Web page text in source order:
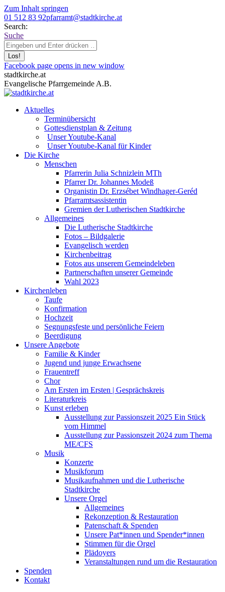
Zum Inhalt springen
01 512 83 92pfarramt@stadtkirche.at
Search:
Suche
Facebook page opens in new window
stadtkirche.at
Evangelische Pfarrgemeinde A.B.
Aktuelles
Terminübersicht
Gottesdienstplan & Zeitung
Unser Youtube-Kanal
Unser Youtube-Kanal für Kinder
Die Kirche
Menschen
Pfarrerin Julia Schnizlein MTh
Pfarrer Dr. Johannes Modeß
Organistin Dr. Erzsébet Windhager-Geréd
Pfarramtsassistentin
Gremien der Lutherischen Stadtkirche
Allgemeines
Die Lutherische Stadtkirche
Fotos – Bildgalerie
Evangelisch werden
Kirchenbeitrag
Fotos aus unserem Gemeindeleben
Partnerschaften unserer Gemeinde
Wahl 2023
Kirchenleben
Taufe
Konfirmation
Hochzeit
Segnungsfeste und persönliche Feiern
Beerdigung
Unsere Angebote
Familie & Kinder
Jugend und junge Erwachsene
Frauentreff
Chor
Am Ersten im Ersten | Gesprächskreis
Literaturkreis
Kunst erleben
Ausstellung zur Passionszeit 2025 Ein Stück
vom Himmel
Ausstellung zur Passionszeit 2024 zum Thema
ME/CFS
Musik
Konzerte
Musikforum
Musikaufnahmen und die Lutherische
Stadtkirche
Unsere Orgel
Allgemeines
Rekonzeption & Restauration
Patenschaft & Spenden
Unsere Pat*innen und Spender*innen
Stimmen für die Orgel
Plädoyers
Veranstaltungen rund um die Restauration
Spenden
Kontakt